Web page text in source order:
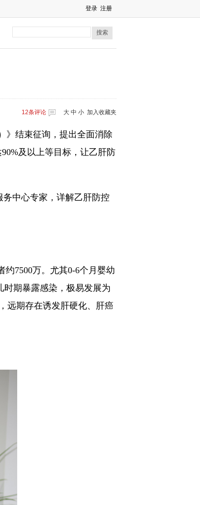
登录 注册
搜索
大 中 小 加入收藏夹
12条评论
》结束征询，提出全面消除
及以上等目标，让乙肝防
中心专家，详解乙肝防控
7500万。尤其0-6个月婴幼
时期暴露感染，极易发展为
远期存在诱发肝硬化、肝癌